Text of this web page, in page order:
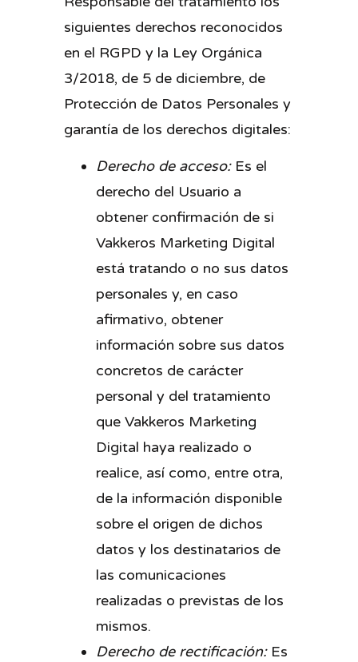
siguientes derechos reconocidos
en el RGPD y la Ley Orgánica
3/2018, de 5 de diciembre, de
Protección de Datos Personales y
garantía de los derechos digitales:
Derecho de acceso:Es el
derecho del Usuario a
obtener confirmación de si
Vakkeros Marketing Digital
está tratando o no sus datos
personales y, en caso
afirmativo, obtener
información sobre sus datos
concretos de carácter
personal y del tratamiento
que Vakkeros Marketing
Digital haya realizado o
realice, así como, entre otra,
de la información disponible
sobre el origen de dichos
datos y los destinatarios de
las comunicaciones
realizadas o previstas de los
mismos.
Derecho de rectificación:Es